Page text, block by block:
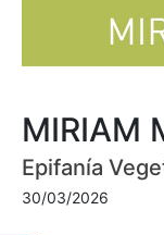
MIRIAM
Epifanía
30/03/2026